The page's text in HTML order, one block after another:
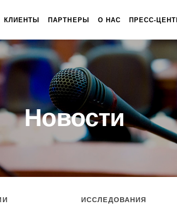
КЛИЕНТЫ ПАРТНЕРЫ О НАС ПРЕСС-
Новости
ИССЛЕДОВАНИЯ